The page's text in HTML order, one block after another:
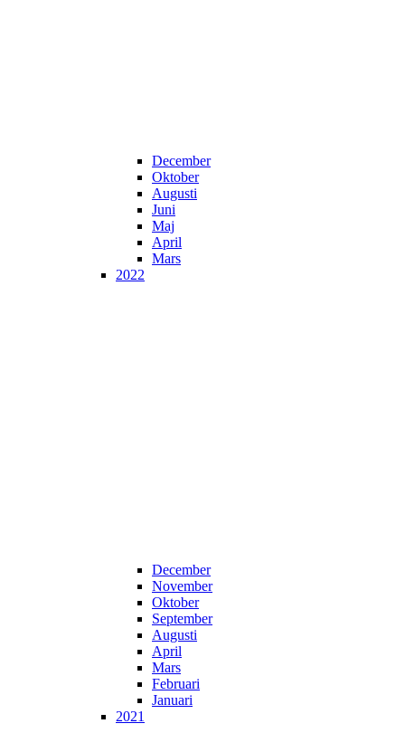
December
Oktober
Augusti
Juni
Maj
April
Mars
2022
December
November
Oktober
September
Augusti
April
Mars
Februari
Januari
2021